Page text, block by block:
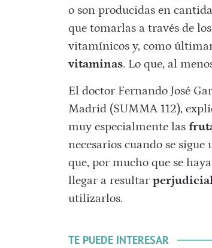
o son producidas en
que tomarlas a través de
vitamínicos y, como
vitaminas. Lo que, al
El doctor Fernando José
Madrid (SUMMA 112),
muy especialmente las
necesarios cuando se
que, por mucho que se
llegar a resultar
utilizarlos.
TE PUEDE INTERESAR